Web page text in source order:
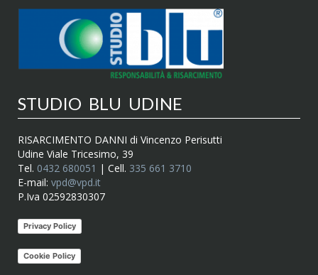
STUDIO BLU UDINE
RISARCIMENTO DANNI di Vincenzo Perisutti
Udine Viale Tricesimo, 39
Tel. 0432 680051 | Cell. 335 661 3710
E-mail: vpd@vpd.it
P.Iva 02592830307
Privacy Policy
Cookie Policy